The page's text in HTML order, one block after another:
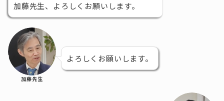
加藤先生、よろしくお願いします。
加藤先生
よろしくお願いします。